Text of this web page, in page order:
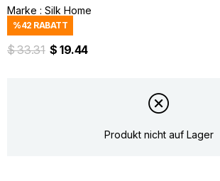
Marke : Silk Home
%42 RABATT
$ 33.31 $ 19.44
Produkt nicht auf Lager